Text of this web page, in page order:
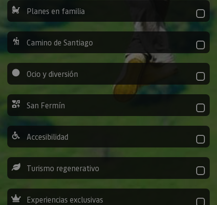
Planes en familia
Camino de Santiago
Ocio y diversión
San Fermín
Accesibilidad
Turismo regenerativo
Experiencias exclusivas